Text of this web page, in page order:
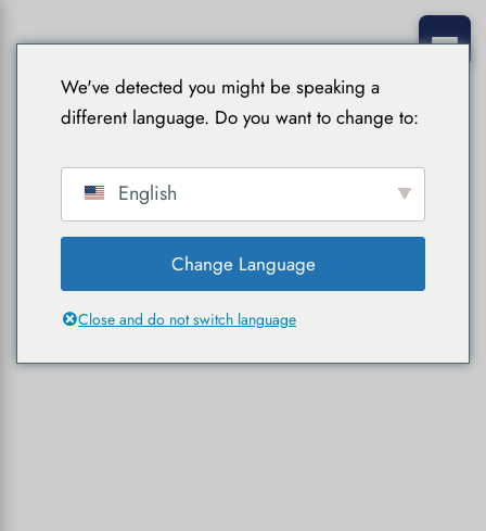
We've detected you might be speaking a
different language. Do you want to change to:
English
Change Language
Close and do not switch language